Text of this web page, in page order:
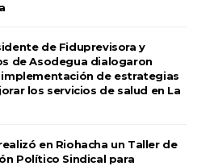
de Fiduprevisora y
de Asodegua dialogaron
de estrategias
los servicios de salud en La
en Riohacha un Taller de
Político Sindical para